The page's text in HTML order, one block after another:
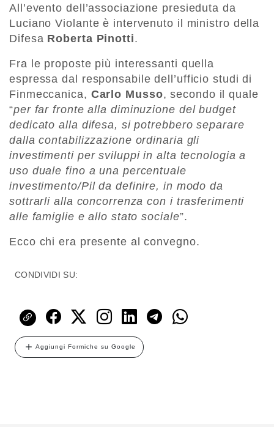
All’evento dell’associazione presieduta da
Luciano Violante è intervenuto il ministro della
Difesa Roberta Pinotti.
Fra le proposte più interessanti quella
espressa dal responsabile dell’ufficio studi di
Finmeccanica, Carlo Musso, secondo il quale
“per far fronte alla diminuzione del budget
dedicato alla difesa, si potrebbero separare
dalla contabilizzazione ordinaria gli
investimenti per sviluppi in alta tecnologia a
uso duale fino a una percentuale
investimento/Pil da definire, in modo da
sottrarli alla concorrenza con i trasferimenti
alle famiglie e allo stato sociale”.
Ecco chi era presente al convegno.
CONDIVIDI SU:
Aggiungi Formiche su Google